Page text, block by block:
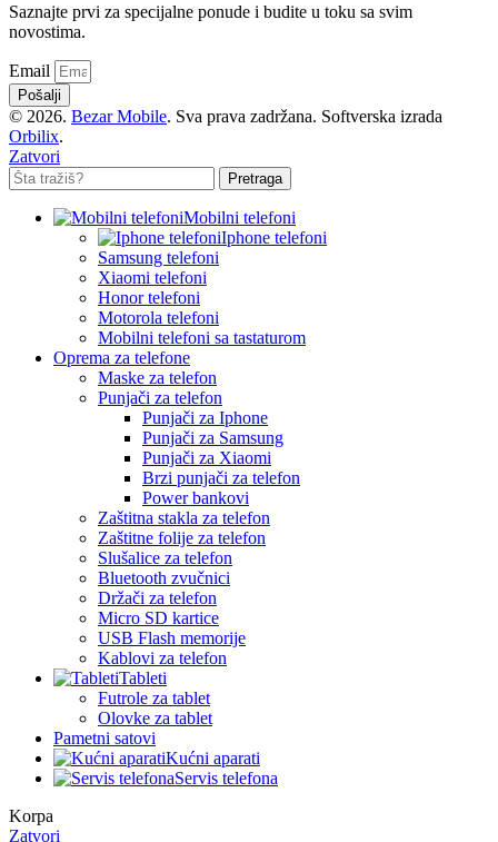
Saznajte prvi za specijalne ponude i budite u toku sa svim
novostima.
Email
Pošalji
© 2026. Bezar Mobile. Sva prava zadržana. Softverska izrada
Orbilix.
Zatvori
Pretraga
Mobilni telefoni
Iphone telefoni
Samsung telefoni
Xiaomi telefoni
Honor telefoni
Motorola telefoni
Mobilni telefoni sa tastaturom
Oprema za telefone
Maske za telefon
Punjači za telefon
Punjači za Iphone
Punjači za Samsung
Punjači za Xiaomi
Brzi punjači za telefon
Power bankovi
Zaštitna stakla za telefon
Zaštitne folije za telefon
Slušalice za telefon
Bluetooth zvučnici
Držači za telefon
Micro SD kartice
USB Flash memorije
Kablovi za telefon
Tableti
Futrole za tablet
Olovke za tablet
Pametni satovi
Kućni aparati
Servis telefona
Korpa
Zatvori